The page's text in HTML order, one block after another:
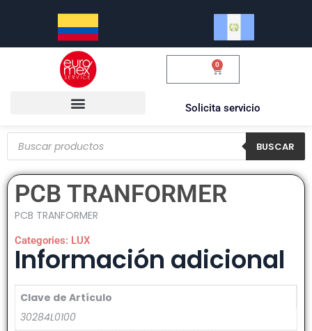
0
Solicita servicio
BUSCAR
PCB TRANFORMER
PCB TRANFORMER
Categories: LUX
Información adicional
Clave de Artículo
30284L0100